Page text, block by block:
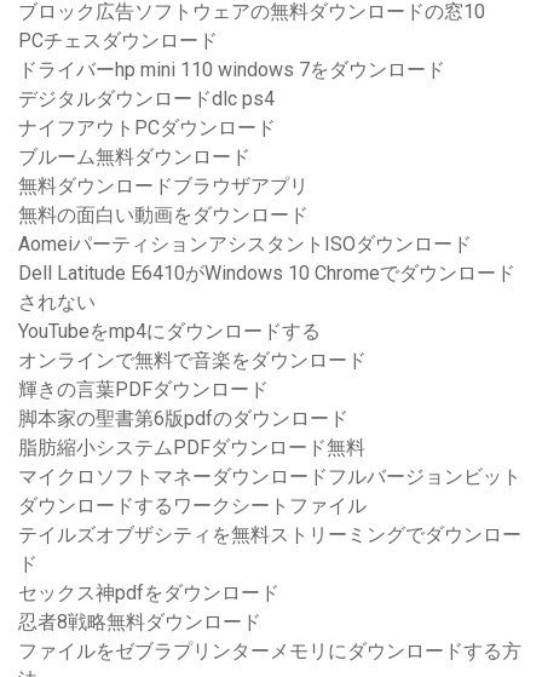
ブロック広告ソフトウェアの無料ダウンロードの窓10
PCチェスダウンロード
ドライバーhp mini 110 windows 7をダウンロード
デジタルダウンロードdlc ps4
ナイフアウトPCダウンロード
ブルーム無料ダウンロード
無料ダウンロードブラウザアプリ
無料の面白い動画をダウンロード
AomeiパーティションアシスタントISOダウンロード
Dell Latitude E6410がWindows 10 Chromeでダウンロード
されない
YouTubeをmp4にダウンロードする
オンラインで無料で音楽をダウンロード
輝きの言葉PDFダウンロード
脚本家の聖書第6版pdfのダウンロード
脂肪縮小システムPDFダウンロード無料
マイクロソフトマネーダウンロードフルバージョンビット
ダウンロードするワークシートファイル
テイルズオブザシティを無料ストリーミングでダウンロー
ド
セックス神pdfをダウンロード
忍者8戦略無料ダウンロード
ファイルをゼブラプリンターメモリにダウンロードする方